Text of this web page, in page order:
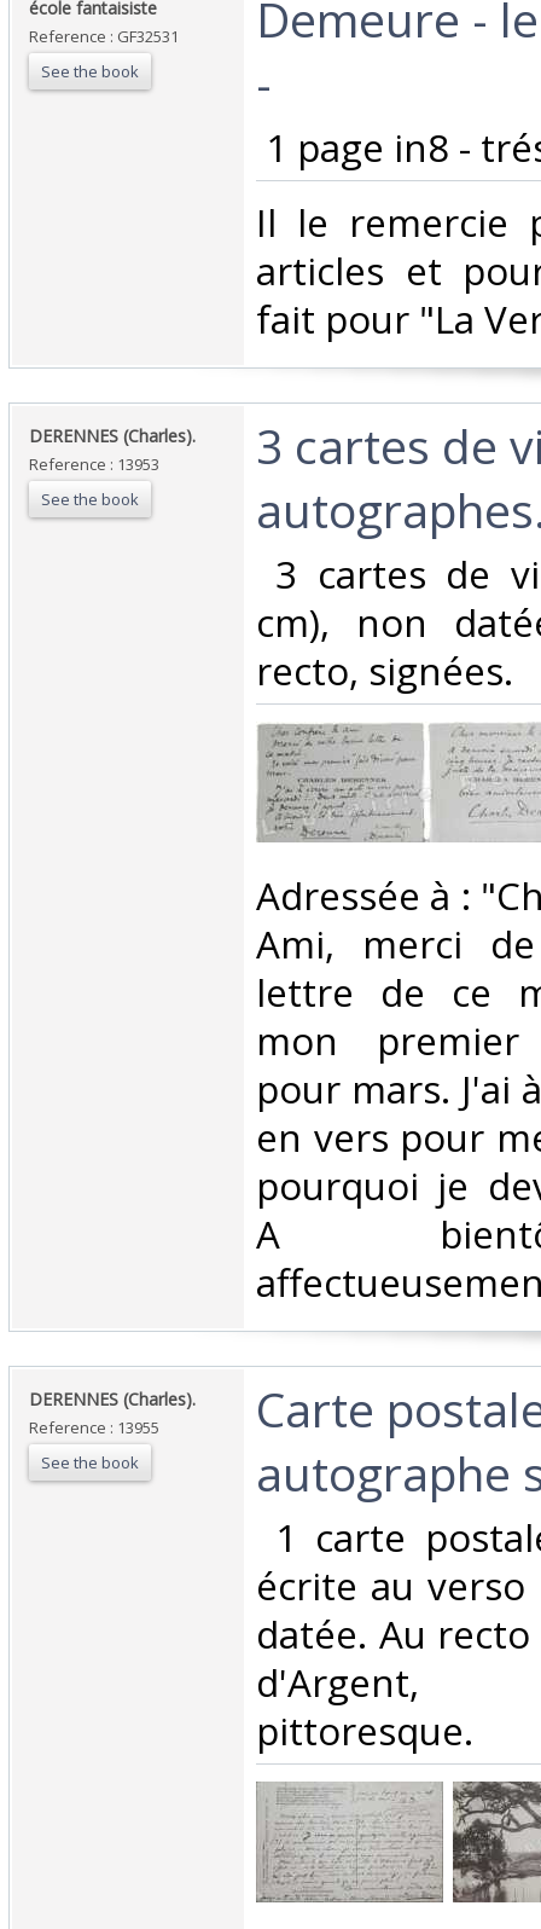
école fantaisiste‎
Reference : GF32531
See the book
Demeure -
- ‎
1 page in8 -
‎Il le remercie
articles et
fait pour "La
‎DERENNES (Charles). ‎
Reference : 13953
See the book
‎3 cartes de
3 cartes de
cm), non
recto, signées. ‎
‎Adressée à :
Ami, merci
lettre de ce
mon
pour mars. J'ai
en vers pour
pourquoi je
A
‎DERENNES (Charles). ‎
Reference : 13955
See the book
‎Carte
autographe
1 carte
écrite au
datée. Au
d'Argent,
pittoresque. ‎